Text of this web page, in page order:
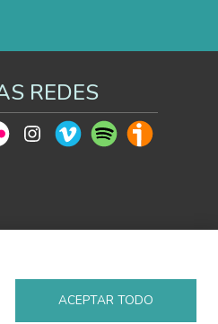
REDES
ACEPTAR TODO